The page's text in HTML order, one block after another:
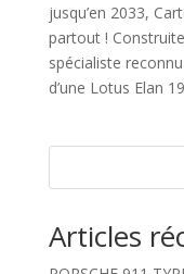
jusqu’en 2033,
partout !
spécialiste
d’une Lotus Elan
Articles